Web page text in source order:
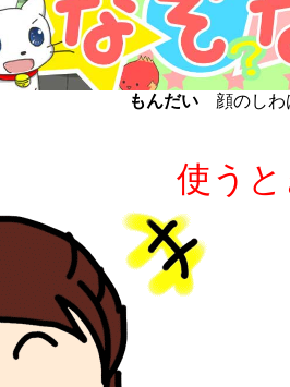
もんだい 顔のしわ
使う